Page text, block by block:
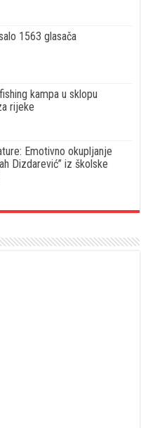
1563 glasača
kampa u sklopu
rijeke
Emotivno okupljanje
Dizdarević” iz školske